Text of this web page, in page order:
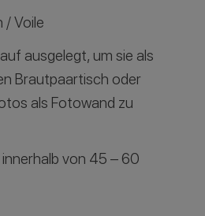
/ Voile
ausgelegt, um sie als
Brautpaartisch oder
als Fotowand zu
von 45 – 60